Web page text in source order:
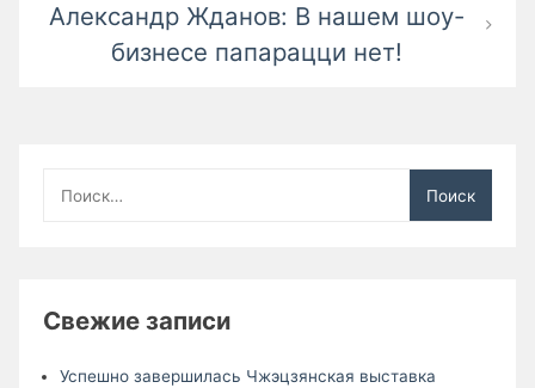
Александр Жданов: В нашем шоу-
бизнесе папарацци нет!
Свежие записи
Успешно завершилась Чжэцзянская выставка